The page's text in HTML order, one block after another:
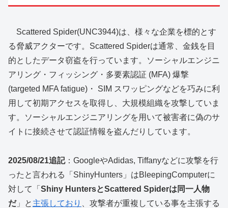
Scattered Spider(UNC3944)は、様々な企業を標的とす
る脅威アクターです。Scattered Spiderは通常、金銭を目
的としたデータ窃盗を行っています。ソーシャルエンジニ
アリング・フィッシング・多要素認証 (MFA) 爆撃
(targeted MFA fatigue)・ SIM スワッピングなどを巧みに利
用して初期アクセスを取得し、大規模組織を攻撃していま
す。ソーシャルエンジニアリングを用いて被害者に偽のサ
イトに接続させて認証情報を盗んだりしています。
2025/08/21追記：GoogleやAdidas, Tiffanyなどに攻撃を行
ったと言われる「ShinyHunters」はBleepingComputerに
対して「 Shiny HuntersとScattered Spiderは同一人物
だ」と 主張しており
、攻撃者が重複している事を主張する